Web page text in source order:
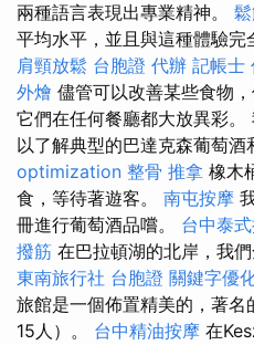
兩種語言表現出專業精神。
平均水平，並且與這種體驗完
肩頸放鬆 台胞證 代辦 記帳士
外燴 儘管可以改善某些食物
它們在任何餐廳都大放異彩。
以了解典型的巴達克森葡萄酒
optimization 整骨 推拿 橡木
食，等待著遊客。 南屯按摩
冊進行葡萄酒品嚐。 台中泰
撥筋 在巴拉頓湖的北岸，我
東南旅行社 台胞證 關鍵字優
旅館是一個佈置精美的，著
15人）。 台中精油按摩 在